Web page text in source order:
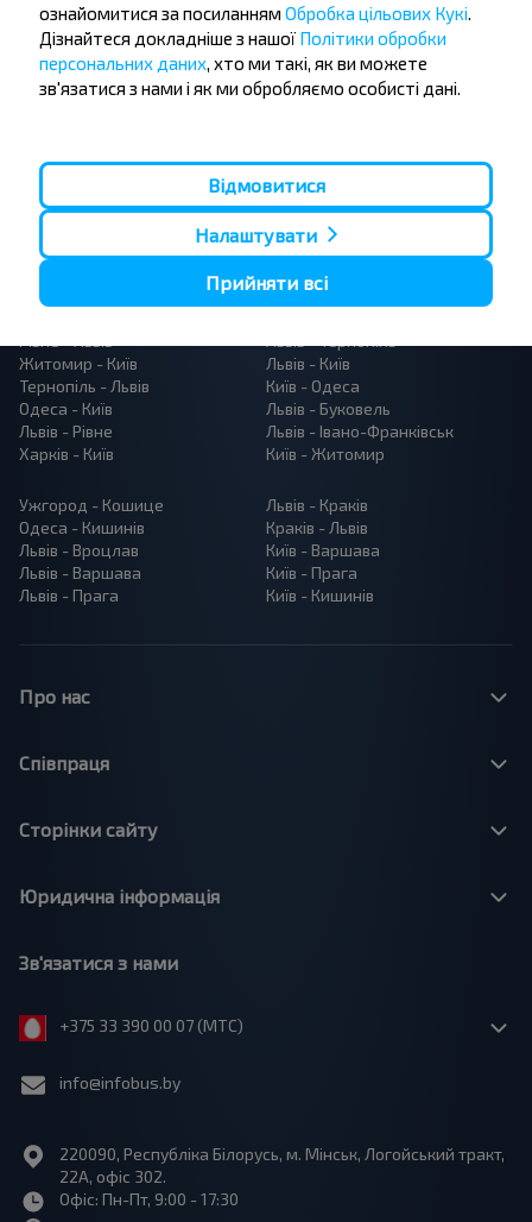
Популярні автобусні маршрути
Житомир - Київ
Тернопіль - Львів
Одеса - Київ
Львів - Рівне
Харків - Київ
Львів - Київ
Київ - Одеса
Львів - Буковель
Львів - Івано-Франківськ
Київ - Житомир
Ужгород - Кошице
Одеса - Кишинів
Львів - Вроцлав
Львів - Варшава
Львів - Прага
Львів - Краків
Краків - Львів
Київ - Варшава
Київ - Прага
Київ - Кишинів
Про нас
Співпраця
Сторінки сайту
Юридична інформація
Зв'язатися з нами
+375 33 390 00 07 (МТС)
info@infobus.by
220090, Республіка Білорусь, м. Мінськ, Логойський тракт,
22А, офіс 302.
Офіс: Пн-Пт, 9:00 - 17:30
ознайомитися за посиланням Обробка цільових Кукі.
Дізнайтеся докладніше з нашої Політики обробки
персональних даних, хто ми такі, як ви можете
зв'язатися з нами і як ми обробляємо особисті дані.
Відмовитися
Налаштувати
Прийняти всі